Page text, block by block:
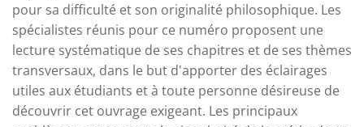
pour sa difficulté et son originalité philosophique. Les
spécialistes réunis pour ce numéro proposent une
lecture systématique de ses chapitres et de ses thèmes
transversaux, dans le but d'apporter des éclairages
utiles aux étudiants et à toute personne désireuse de
découvrir cet ouvrage exigeant. Les principaux